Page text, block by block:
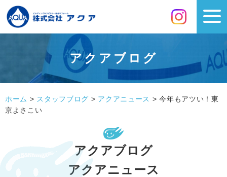
アクアブログ
ホーム > スタッフブログ > アクアニュース >今年もアツい！東
京よさこい
アクアブログ
アクアニュース